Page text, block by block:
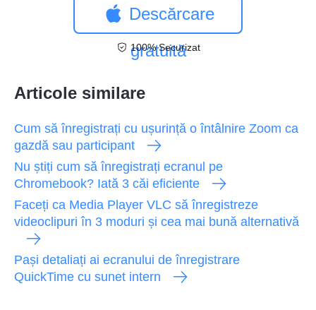
Descărcare
gratuită
100% Securizat
Articole similare
Cum să înregistrați cu ușurință o întâlnire Zoom ca
gazdă sau participant
Nu știți cum să înregistrați ecranul pe
Chromebook? Iată 3 căi eficiente
Faceți ca Media Player VLC să înregistreze
videoclipuri în 3 moduri și cea mai bună alternativă
Pași detaliați ai ecranului de înregistrare
QuickTime cu sunet intern